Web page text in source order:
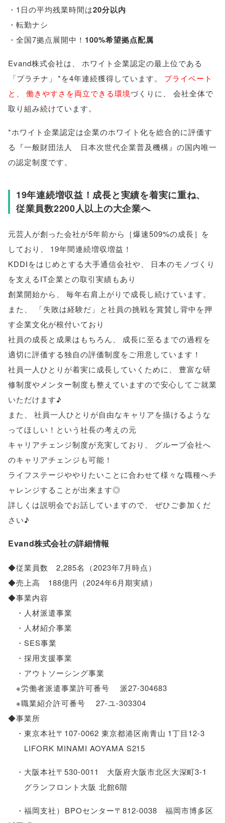
・1日の平均残業時間は20分以内
・転勤ナシ
・全国7拠点展開中！ 100%希望拠点配属
Evand株式会社は
ホワイト企業認定の最上位である
「プラチナ 」 *を4年連続獲得しています。
プライベート
と
働きやすさを両立できる環境づくりに
会社全体で
取り組み続けています。
*ホワイト企業認定は企業のホワイト化を総合的に評価す
る『一般財団法人 日本次世代企業普及機構』の国内唯一
の認定制度です。
19年連続増収益！成長と実績を着実に重ね、
従業員数2200人以上の大企業へ
元芸人が創った会社が5年前から［爆速509%の成長］を
しており
19年間連続増収増益！
KDDIをはじめとする大手通信会社や
日本のモノづくり
を支えるIT企業との取引実績もあり
創業開始から
毎年右肩上がりで成長し続けています。
また
「失敗は経験だ 」
と社員の挑戦を賞賛し背中を押
す企業文化が根付いており
社員の成長と成果はもちろん
成長に至るまでの過程を
適切に評価する独自の評価制度をご用意しています！
社員一人ひとりが着実に成長していくために
豊富な研
修制度やメンター制度も整えていますので安心してご就業
いただけます♪
また
社員一人ひとりが自由なキャリアを描けるような
ってほしい！という社長の考えの元
キャリアチェンジ制度が充実しており
グループ会社へ
のキャリアチェンジも可能！
ライフステージややりたいことに合わせて様々な職種へチ
ャレンジすることが出来ます◎
詳しくは説明会でお話していますので
ぜひご参加くだ
さい♪
Evand株式会社の詳細情報
◆従業員数 2,285名 （2023年7月時点）
◆売上高 188億円 （2024年6月期実績）
◆事業内容
・人材派遣事業
・人材紹介事業
・SES事業
・採用支援事業
・アウトソーシング事業
※労働者派遣事業許可番号 派27-304683
※職業紹介許可番号 27-ユ-303304
◆事業所
・東京本社〒107-0062 東京都港区南青山 1丁目12-3
LIFORK MINAMI AOYAMA S215
・大阪本社〒530-0011 大阪府大阪市北区大深町3-1
グランフロント大阪 北館6階
・福岡支社） BPOセンター〒812-0038 福岡市博多区